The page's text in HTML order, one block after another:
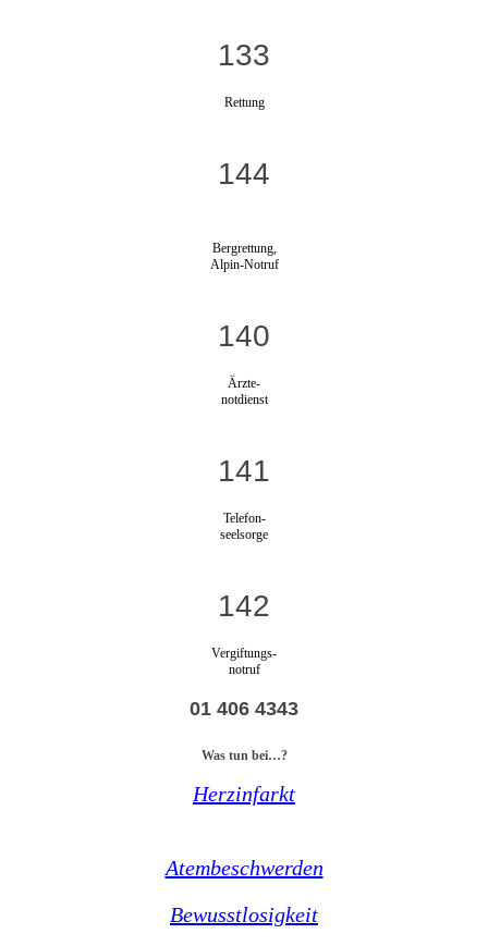
133
Rettung
144
Bergrettung,
Alpin-Notruf
140
Ärzte-
notdienst
141
Telefon-
seelsorge
142
Vergiftungs-
notruf
01 406 4343
Was tun bei…?
Herzinfarkt
Atembeschwerden
Bewusstlosigkeit